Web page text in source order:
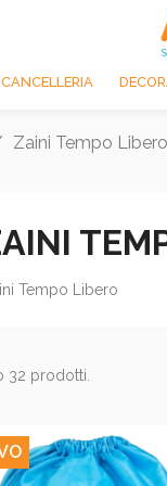
Zaini Tempo Libero
Tempo Libero
32 prodotti.